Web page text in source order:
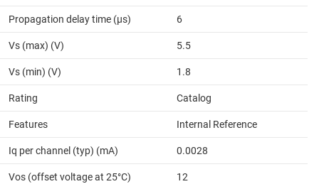
Propagation delay time (µs) 6
Vs (max) (V) 5.5
Vs (min) (V) 1.8
Rating Catalog
Features Internal Reference
Iq per channel (typ) (mA) 0.0028
Vos (offset voltage at 25°C)
12